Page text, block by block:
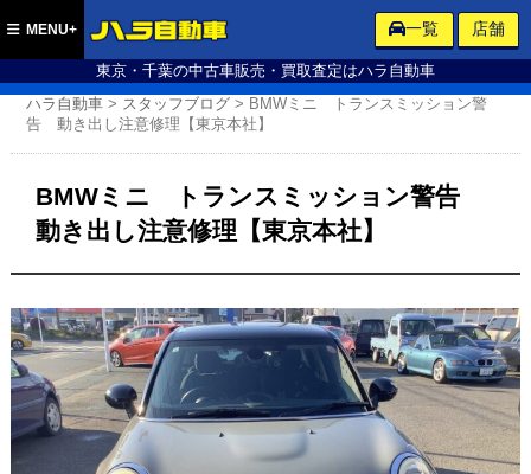
東京・千葉の中古車販売・買取査定はハラ自動車
MENU+ 一覧 店舗
ハラ自動車 > スタッフブログ > BMWミニ トランスミッション警
告 動き出し注意修理【東京本社】
BMWミニ トランスミッション警告
動き出し注意修理【東京本社】